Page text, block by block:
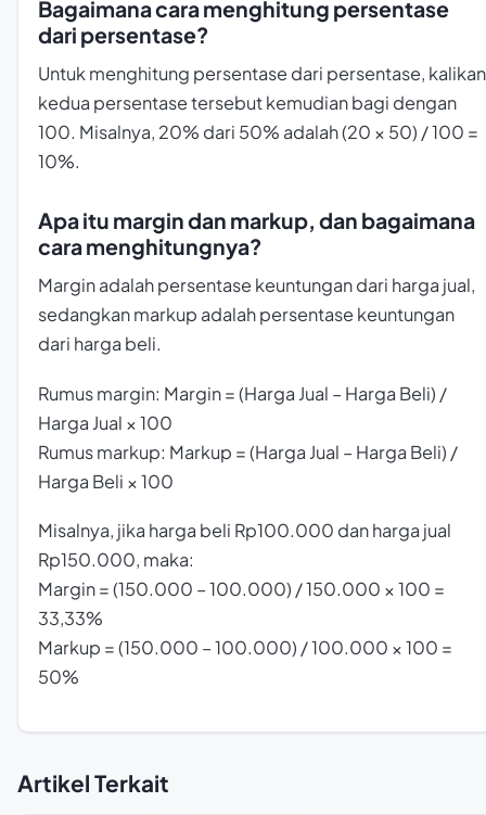
Bagaimana cara menghitung persentase
dari persentase?
Untuk menghitung persentase dari persentase, kalikan
kedua persentase tersebut kemudian bagi dengan
100. Misalnya, 20% dari 50% adalah (20 × 50) / 100 =
10%.
Apa itu margin dan markup, dan bagaimana
cara menghitungnya?
Margin adalah persentase keuntungan dari harga jual,
sedangkan markup adalah persentase keuntungan
dari harga beli.
Rumus margin: Margin = (Harga Jual – Harga Beli) /
Harga Jual × 100
Rumus markup: Markup = (Harga Jual – Harga Beli) /
Harga Beli × 100
Misalnya, jika harga beli Rp100.000 dan harga jual
Rp150.000, maka:
Margin = (150.000 – 100.000) / 150.000 × 100 =
33,33%
Markup = (150.000 – 100.000) / 100.000 × 100 =
50%
Artikel Terkait